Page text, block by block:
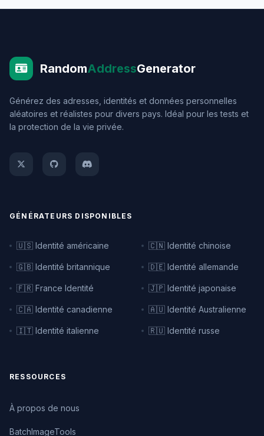
RandomAddressGenerator
Générez des adresses, identités et données personnelles
aléatoires et réalistes pour divers pays. Idéal pour les tests et
la protection de la vie privée.
GÉNÉRATEURS DISPONIBLES
🇺🇸 Identité américaine 🇨🇳 Identité chinoise
🇬🇧 Identité britannique 🇩🇪 Identité allemande
🇫🇷 France Identité 🇯🇵 Identité japonaise
🇨🇦 Identité canadienne 🇦🇺 Identité Australienne
🇮🇹 Identité italienne 🇷🇺 Identité russe
RESSOURCES
À propos de nous
BatchImageTools